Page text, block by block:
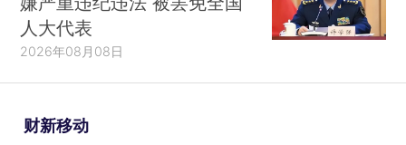
人大代表
2026年08月08日
财新移动